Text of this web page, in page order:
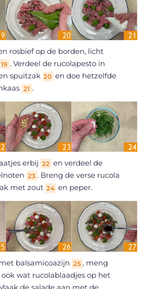
rosbief op de borden, licht
19 . Verdeel de rucolapesto in
spuitzak 20 en doe hetzelfde
21 .
erbij 22 en verdeel de
23 . Breng de verse rucola
met zout 24 en peper.
balsamicoazijn 25 , meng
wat rucolablaadjes op het